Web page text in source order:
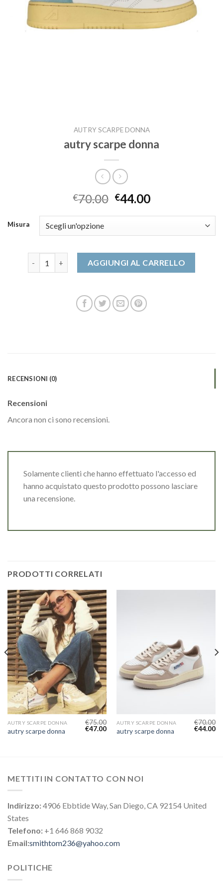
AUTRY SCARPE DONNA
autry scarpe donna
€70.00 €44.00
Misura
AGGIUNGI AL CARRELLO
RECENSIONI (0)
Recensioni
Ancora non ci sono recensioni.
Solamente clienti che hanno effettuato l'accesso ed
hanno acquistato questo prodotto possono lasciare
una recensione.
PRODOTTI CORRELATI
AUTRY SCARPE DONNA
autry scarpe donna
€75.00
€47.00
AUTRY SCARPE DONNA
autry scarpe donna
€70.00
€44.00
METTITI IN CONTATTO CON NOI
Indirizzo:4906 Ebbtide Way, San Diego, CA 92154 United
States
Telefono: +1 646 868 9032
Email:smithtom236@yahoo.com
POLITICHE